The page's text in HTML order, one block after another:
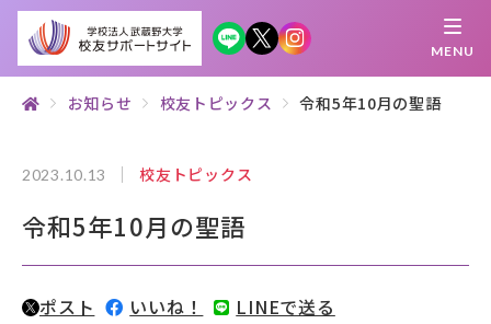
MENU
校友サポートサイトとは
母校について
お知らせ 校友トピックス 令和5年10月の聖語
2023.10.13 校友トピックス
令和5年10月の聖語
ポスト いいね！ LINEで送る